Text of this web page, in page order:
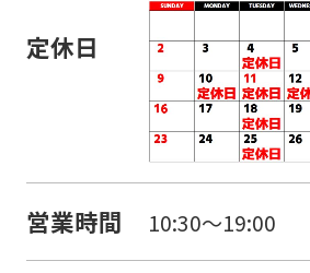
定休日
営業時間 10:30～19:00